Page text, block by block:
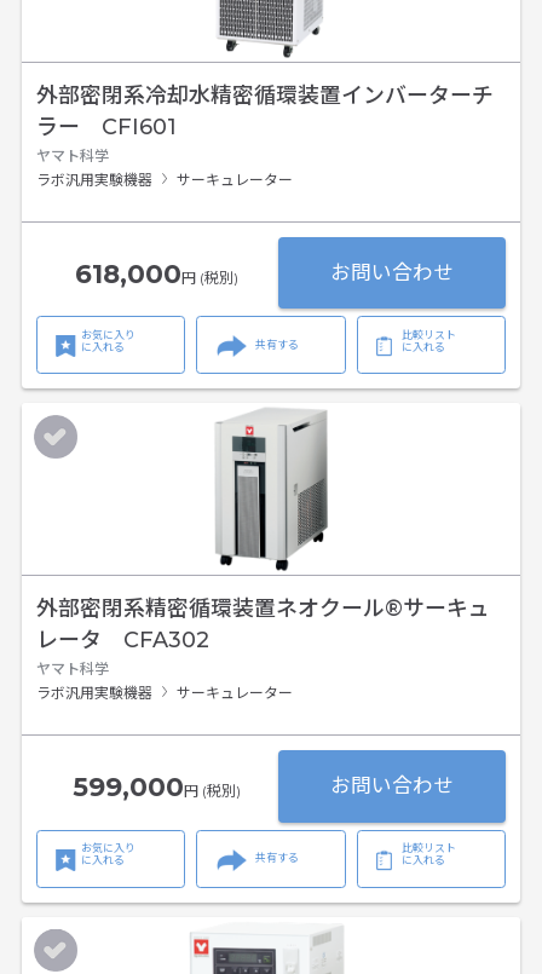
外部密閉系冷却水精密循環装置インバーターチ
ラー CFI601
ヤマト科学
ラボ汎用実験機器
サーキュレーター
618,000円 (税別) お問い合わせ
お気に入り
に入れる
共有する
比較リスト
に入れる
外部密閉系精密循環装置ネオクール®サーキュ
レータ CFA302
ヤマト科学
ラボ汎用実験機器
サーキュレーター
599,000円 (税別) お問い合わせ
お気に入り
に入れる
共有する
比較リスト
に入れる